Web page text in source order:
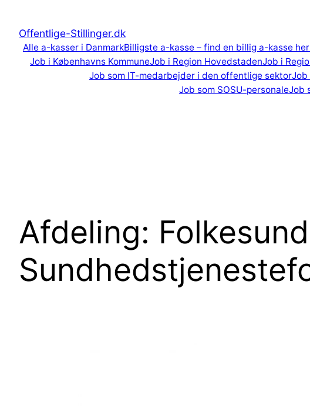
indholdOffentlige-Stillinger.dk
Alle a-kasser i DanmarkBilligste a-kasse – find en billig a-kasse her
Job i Københavns KommuneJob i Region HovedstadenJob i
Job som IT-medarbejder i den offentlige sektor
Job som SOSU-personaleJob
Afdeling: